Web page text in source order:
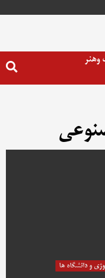
وهنر
و دانشگاه ها